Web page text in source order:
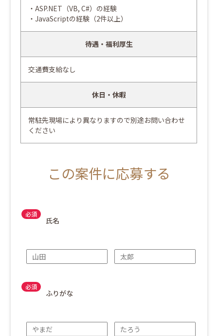
・ASP.NET（VB, C#）の経験
・JavaScriptの経験（2件以上）
待遇・福利厚生
交通費支給なし
休日・休暇
常駐先現場により異なりますので別途お問い合わせ
ください
この案件に応募する
氏名
ふりがな